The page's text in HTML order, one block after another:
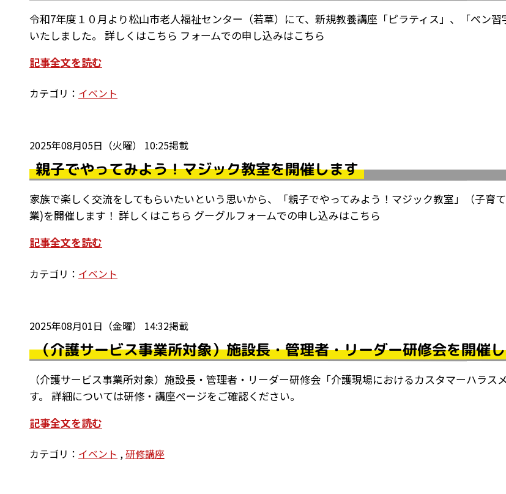
令和7年度１０月より松山市老人福祉センター（若草）にて、新規教養講座「ピラティス」、「ペン
いたしました。 詳しくはこちら フォームでの申し込みはこちら
記事全文を読む
カテゴリ： イベント
2025年08月05日（火曜） 10:25掲載
親子でやってみよう！マジック教室を開催します
家族で楽しく交流をしてもらいたいという思いから、「親子でやってみよう！マジック教室」（子育
業)を開催します！ 詳しくはこちら グーグルフォームでの申し込みはこちら
記事全文を読む
カテゴリ： イベント
2025年08月01日（金曜） 14:32掲載
（介護サービス事業所対象）施設長・管理者・リーダー研修会を開催
（介護サービス事業所対象）施設長・管理者・リーダー研修会「介護現場におけるカスタマーハラス
す。 詳細については研修・講座ページをご確認ください。
記事全文を読む
カテゴリ： イベント ,研修講座